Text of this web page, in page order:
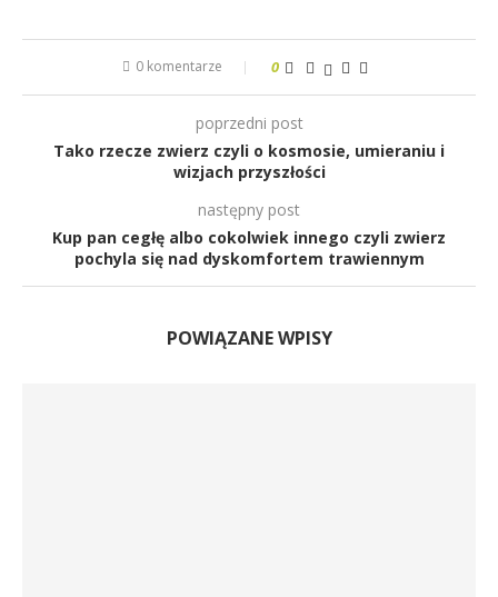
0 komentarze 0
poprzedni post
Tako rzecze zwierz czyli o kosmosie, umieraniu i
wizjach przyszłości
następny post
Kup pan cegłę albo cokolwiek innego czyli zwierz
pochyla się nad dyskomfortem trawiennym
POWIĄZANE WPISY